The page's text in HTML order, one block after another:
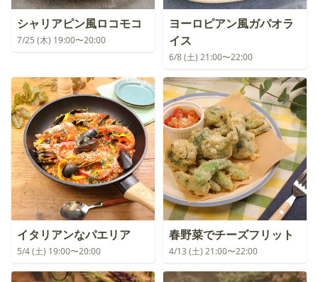
シャリアピン風ロコモコ
7/25 (木) 19:00〜20:00
ヨーロピアン風ガパオラ
イス
6/8 (土) 21:00〜22:00
イタリアンなパエリア
5/4 (土) 19:00〜20:00
春野菜でチーズフリット
4/13 (土) 21:00〜22:00